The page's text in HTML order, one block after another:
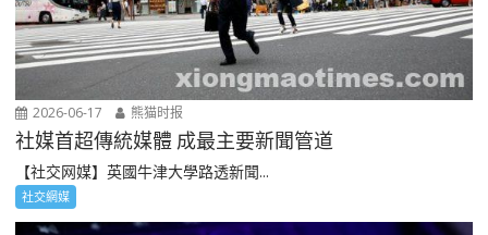
2026-06-17 熊猫时报
社媒首超傳統媒體 成最主要新聞管道
【社交网媒】英國牛津大學路透新聞...
社交網媒